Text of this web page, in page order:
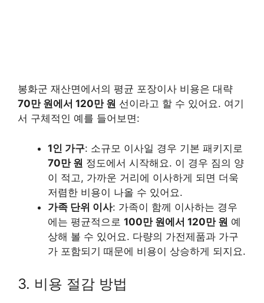
봉화군 재산면에서의 평균 포장이사 비용은 대략
70만 원에서 120만 원 선이라고 할 수 있어요. 여기
서 구체적인 예를 들어보면:
1인 가구: 소규모 이사일 경우 기본 패키지로
70만 원 정도에서 시작해요. 이 경우 짐의 양
이 적고, 가까운 거리에 이사하게 되면 더욱
저렴한 비용이 나올 수 있어요.
가족 단위 이사: 가족이 함께 이사하는 경우
에는 평균적으로 100만 원에서 120만 원 예
상해 볼 수 있어요. 다량의 가전제품과 가구
가 포함되기 때문에 비용이 상승하게 되지요.
3. 비용 절감 방법